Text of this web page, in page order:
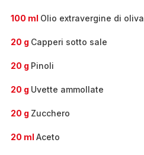
100 ml Olio extravergine di oliva
20 g Capperi sotto sale
20 g Pinoli
20 g Uvette ammollate
20 g Zucchero
20 ml Aceto